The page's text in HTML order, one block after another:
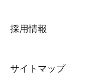
採用情報
サイトマップ